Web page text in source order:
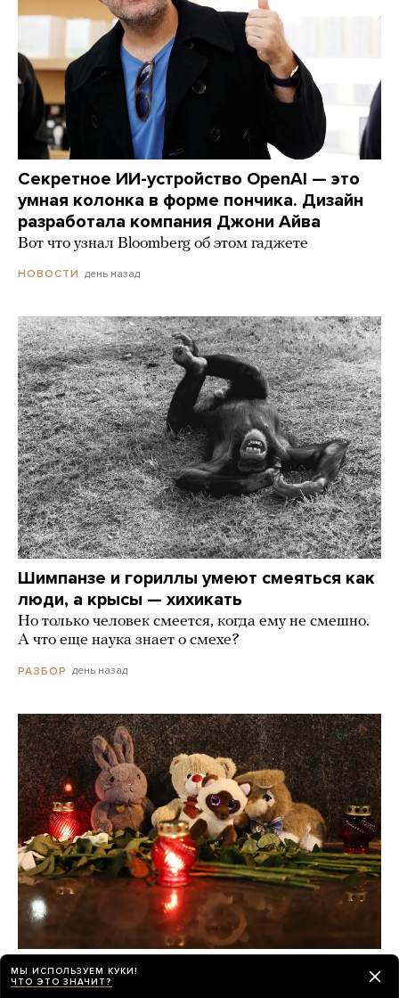
Секретное ИИ-устройство OpenAI — это
умная колонка в форме пончика. Дизайн
разработала компания Джони Айва
Вот что узнал Bloomberg об этом гаджете
НОВОСТИ день назад
Шимпанзе и гориллы умеют смеяться как
люди, а крысы — хихикать
Но только человек смеется, когда ему не смешно.
А что еще наука знает о смехе?
РАЗБОР день назад
О погибших при падении украинского
дрона на пляж в Геленджике по-прежнему
МЫ ИСПОЛЬЗУЕМ КУКИ!
ЧТО ЭТО ЗНАЧИТ?